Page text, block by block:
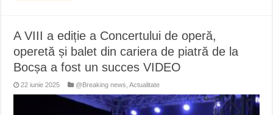
A VIII a ediție a Concertului de operă,
operetă și balet din cariera de piatră de la
Bocșa a fost un succes VIDEO
22 iunie 2025 @Breaking news ,Actualitate